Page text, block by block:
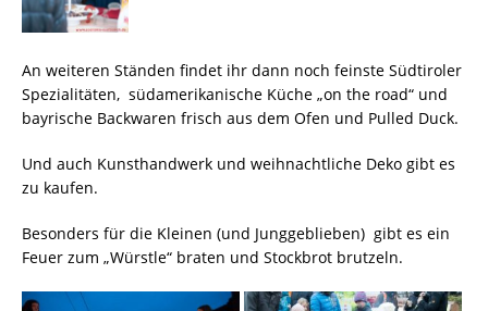
An weiteren Ständen findet ihr dann noch feinste Südtiroler
Spezialitäten, südamerikanische Küche „on the road“ und
bayrische Backwaren frisch aus dem Ofen und Pulled Duck.
Und auch Kunsthandwerk und weihnachtliche Deko gibt es
zu kaufen.
Besonders für die Kleinen (und Junggeblieben) gibt es ein
Feuer zum „Würstle“ braten und Stockbrot brutzeln.